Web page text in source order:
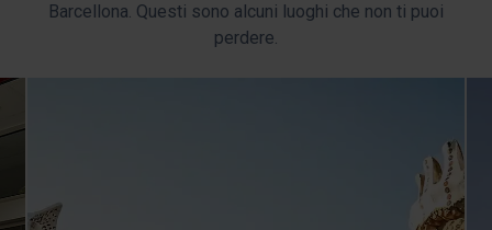
Barcellona. Questi sono alcuni luoghi che non ti puoi
perdere.